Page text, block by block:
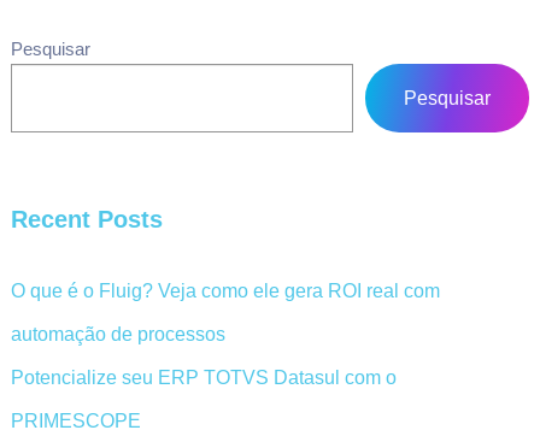
Pesquisar
Pesquisar
Recent Posts
O que é o Fluig? Veja como ele gera ROI real com
automação de processos
Potencialize seu ERP TOTVS Datasul com o
PRIMESCOPE